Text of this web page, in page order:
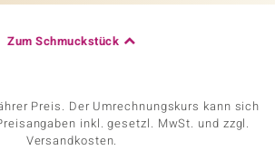
Zum Schmuckstück
Preis. Der Umrechnungskurs kann sich
inkl. gesetzl. MwSt. und zzgl.
Versandkosten.